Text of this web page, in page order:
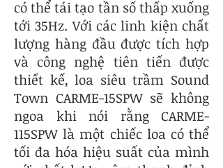
có thể tái tạo tần số thấp xuống
tới 35Hz. Với các linh kiện chất
lượng hàng đầu được tích hợp
và công nghệ tiên tiến được
thiết kế, loa siêu trầm Sound
Town CARME-15SPW sẽ không
ngoa khi nói rằng CARME-
115SPW là một chiếc loa có thể
tối đa hóa hiệu suất của mình